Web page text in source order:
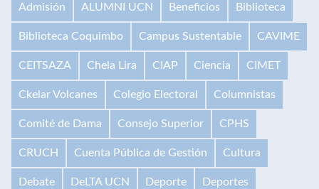
Admisión ALUMNI UCN Beneficios Biblioteca
Biblioteca Coquimbo Campus Sustentable CAVIME
CEITSAZA Chela Lira CIAP Ciencia CIMET
Ckelar Volcanes Colegio Electoral Columnistas
Comité de Dama Consejo Superior CPHS
CRUCH Cuenta Pública de Gestión Cultura
Debate DeLTA UCN Deporte Deportes